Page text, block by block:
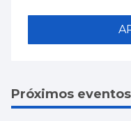
Próximos eventos